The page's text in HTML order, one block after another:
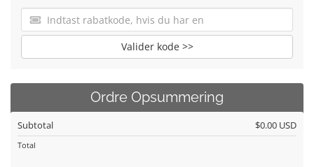
Valider kode >>
Ordre Opsummering
Subtotal $0.00 USD
Total